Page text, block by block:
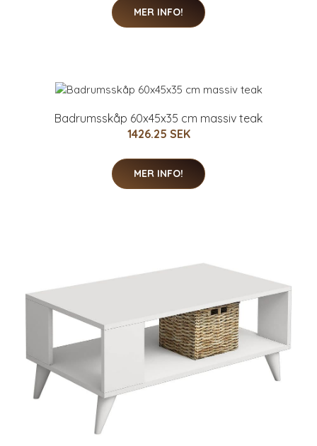
MER INFO!
Badrumsskåp 60x45x35 cm massiv teak
1426.25 SEK
MER INFO!